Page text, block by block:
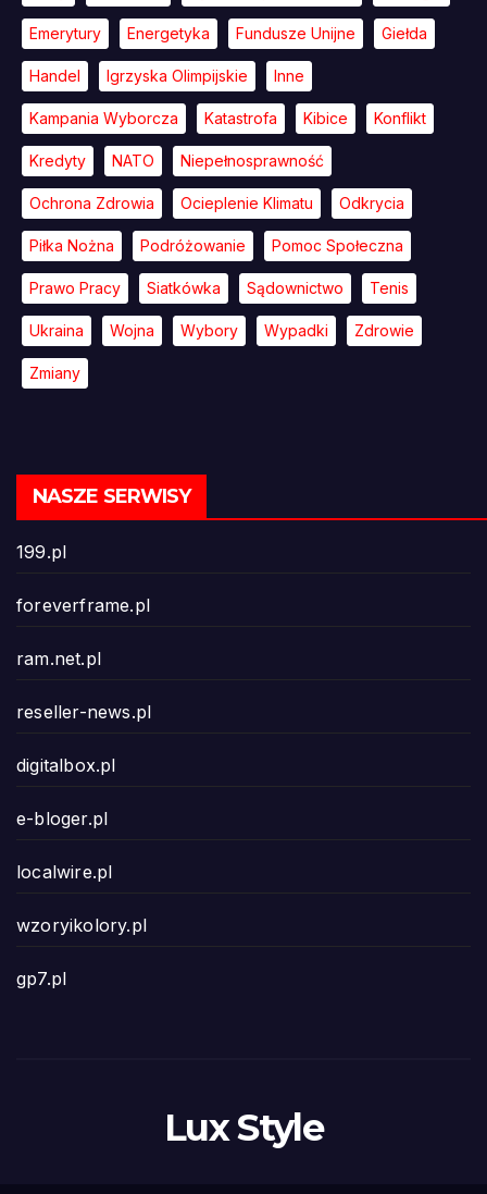
Emerytury Energetyka Fundusze Unijne Giełda
Handel Igrzyska Olimpijskie Inne
Kampania Wyborcza Katastrofa Kibice Konflikt
Kredyty NATO Niepełnosprawność
Ochrona Zdrowia Ocieplenie Klimatu Odkrycia
Piłka Nożna Podróżowanie Pomoc Społeczna
Prawo Pracy Siatkówka Sądownictwo Tenis
Ukraina Wojna Wybory Wypadki Zdrowie
Zmiany
NASZE SERWISY
199.pl
foreverframe.pl
ram.net.pl
reseller-news.pl
digitalbox.pl
e-bloger.pl
localwire.pl
wzoryikolory.pl
gp7.pl
Lux Style